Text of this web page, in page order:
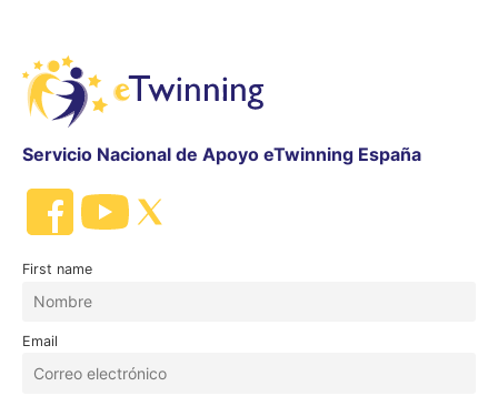
Servicio Nacional de Apoyo eTwinning España
First name
Email